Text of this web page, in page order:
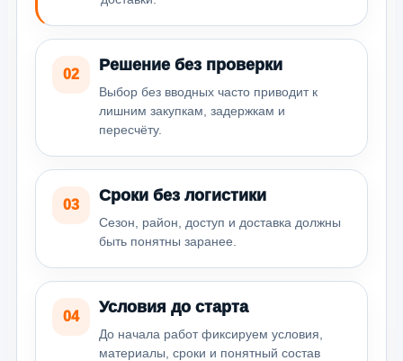
02
Решение без проверки
Выбор без вводных часто приводит к
лишним закупкам, задержкам и
пересчёту.
03
Сроки без логистики
Сезон, район, доступ и доставка должны
быть понятны заранее.
04
Условия до старта
До начала работ фиксируем условия,
материалы, сроки и понятный состав